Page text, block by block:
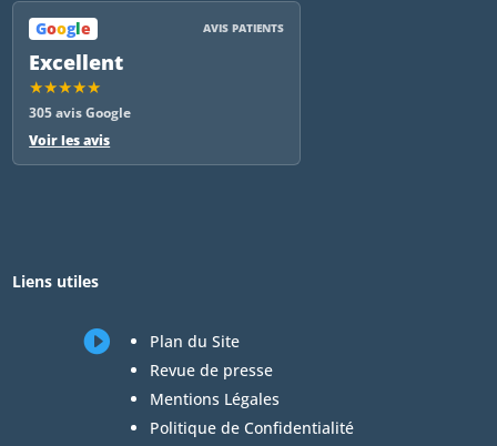
Google AVIS PATIENTS
Excellent
★★★★★
305 avis Google
Voir les avis
Liens utiles

Plan du Site
Revue de presse
Mentions Légales
Politique de Confidentialité